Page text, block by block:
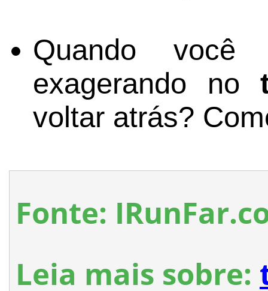
Quando você
exagerando no
voltar atrás?
Fonte:
Leia mais sobre: